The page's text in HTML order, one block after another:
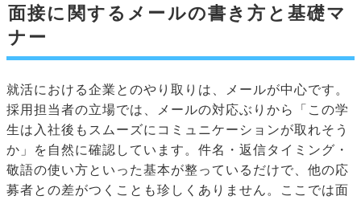
面接に関するメールの書き方と基礎マ
ナー
就活における企業とのやり取りは、メールが中心です。
採用担当者の立場では、メールの対応ぶりから「この学
生は入社後もスムーズにコミュニケーションが取れそう
か」を自然に確認しています。件名・返信タイミング・
敬語の使い方といった基本が整っているだけで、他の応
募者との差がつくことも珍しくありません。ここでは面